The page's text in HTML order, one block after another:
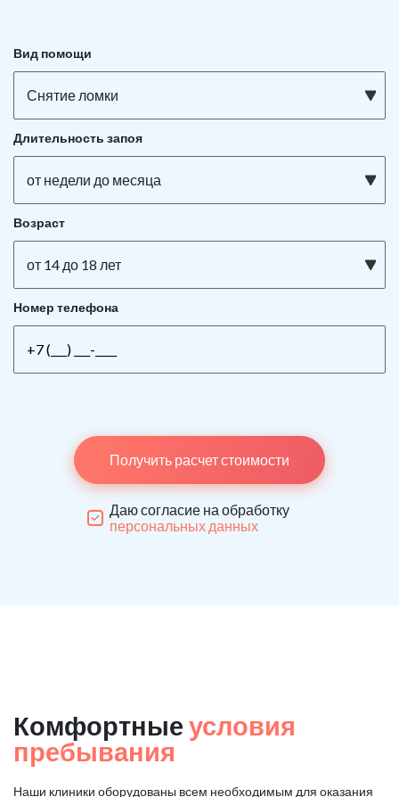
Вид помощи
Снятие ломки
Длительность запоя
от недели до месяца
Возраст
от 14 до 18 лет
Номер телефона
Получить расчет стоимости
Даю согласие на обработку
персональных данных
Комфортные условия
пребывания
Наши клиники оборудованы всем необходимым для оказания